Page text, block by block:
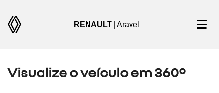
RENAULT | Aravel
Visualize o veículo em 360°